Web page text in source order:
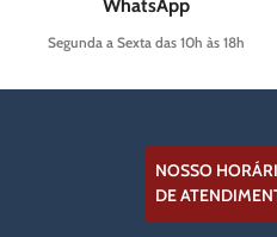
As facas táticas
orienta você na sua
Considere o tipo de
WhatsApp
Segunda a Sexta das 10h às 18h
NOSSO
DE